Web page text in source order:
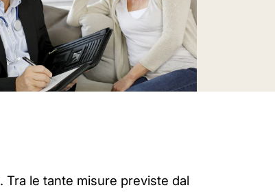
. Tra le tante misure previste dal